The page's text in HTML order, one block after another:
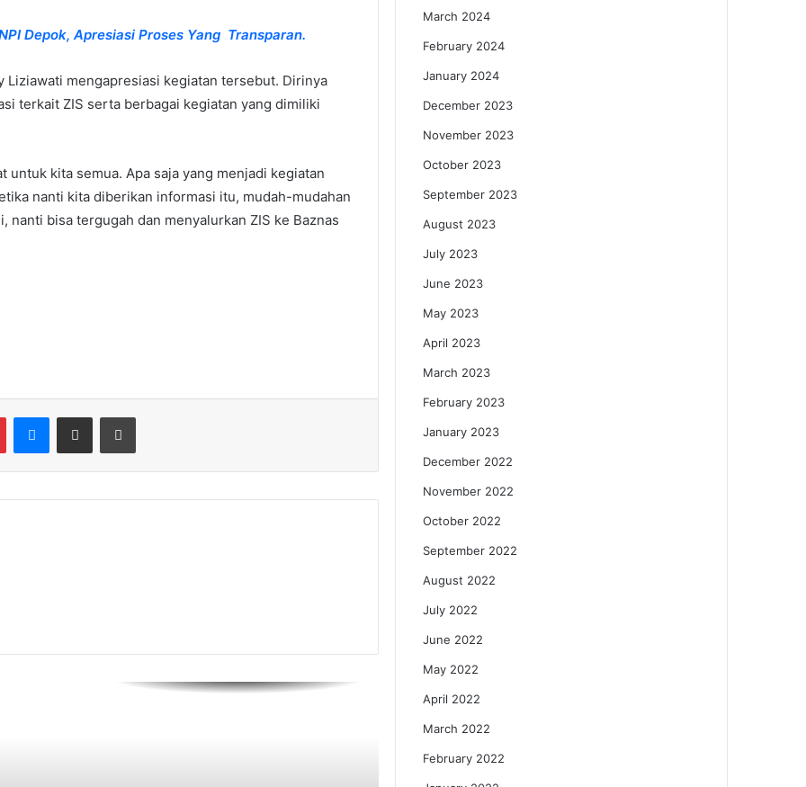
Depok, Apresiasi Proses Yang Transparan.
Liziawati mengapresiasi kegiatan tersebut. Dirinya
terkait ZIS serta berbagai kegiatan yang dimiliki
untuk kita semua. Apa saja yang menjadi kegiatan
nanti kita diberikan informasi itu, mudah-mudahan
bisa tergugah dan menyalurkan ZIS ke Baznas
March 2024
February 2024
January 2024
December 2023
November 2023
October 2023
September 2023
August 2023
July 2023
June 2023
May 2023
April 2023
March 2023
February 2023
January 2023
December 2022
November 2022
October 2022
September 2022
August 2022
July 2022
June 2022
May 2022
April 2022
March 2022
February 2022